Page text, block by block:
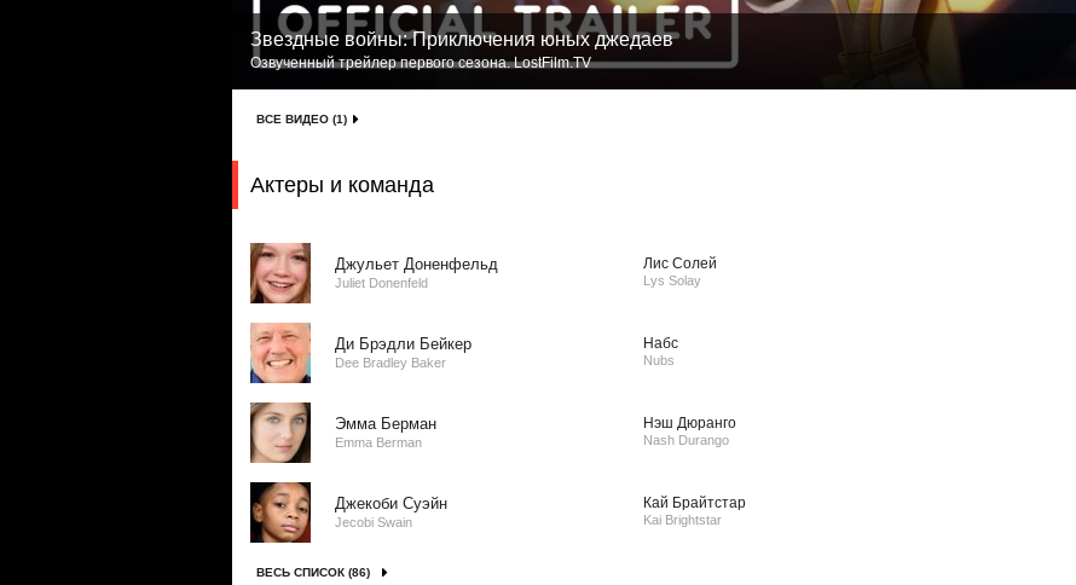
Звездные войны: Приключения юных джедаев
Озвученный трейлер первого сезона. LostFilm.TV
ВСЕ ВИДЕО (1)
Актеры и команда
Джульет Доненфельд
Juliet Donenfeld
Лис Солей
Lys Solay
Ди Брэдли Бейкер
Dee Bradley Baker
Набс
Nubs
Эмма Берман
Emma Berman
Нэш Дюранго
Nash Durango
Джекоби Суэйн
Jecobi Swain
Кай Брайтстар
Kai Brightstar
ВЕСЬ СПИСОК (86)